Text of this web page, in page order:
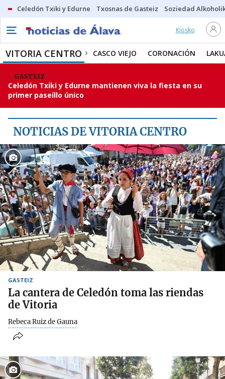
Celedón Txiki y Edurne Txosnas de Gasteiz Soziedad
Kiosko
VITORIA CENTRO CASCO VIEJO CORONACIÓN
GASTEIZ
Celedón Txiki y Edurne mantienen viva la fiesta en su
primer paseíllo único
NOTICIAS DE VITORIA CENTRO
GASTEIZ
La cantera de Celedón toma las riendas
de Vitoria
Rebeca Ruiz de Gauna
VITORIA CENTRO
CASCO VIEJO
LAKUA-ARRIAGA
SAN MARTÍN